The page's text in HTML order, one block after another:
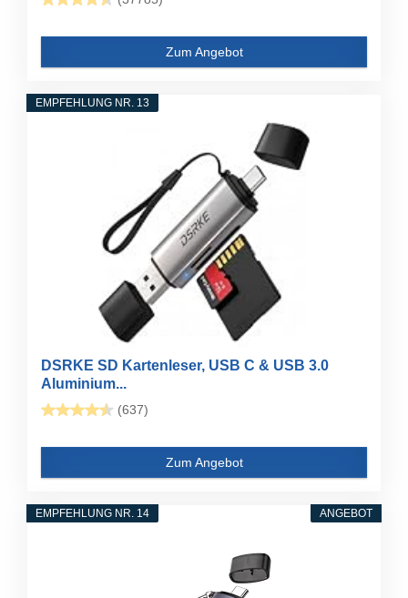
Zum Angebot
EMPFEHLUNG NR. 13
DSRKE SD Kartenleser, USB C & USB 3.0
Aluminium...
(637)
Zum Angebot
ANGEBOT
EMPFEHLUNG NR. 14